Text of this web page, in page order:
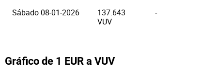
Sábado 08-01-2026
137.643
VUV
-
Gráfico de 1 EUR a VUV